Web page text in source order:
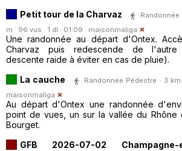
Petit tour de la Charvaz
Randonnée
m · 96 vus · 1 dl · 01:09 · maisonmaliga
Une randonnée au départ d'Ontex.
Charvaz puis redescende de l'autre
descente raide à éviter en cas de pluie).
La cauche
Randonnée Pédestre · 3
maisonmaliga
Au départ d'Ontex une randonnée
point de vues, un sur la vallée du Rhône
Bourget.
GFB 2026-07-02 Champagne-